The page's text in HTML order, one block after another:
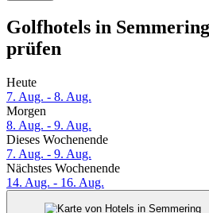
Golfhotels in
prüfen
Heute
7. Aug. - 8. Aug.
Morgen
8. Aug. - 9. Aug.
Dieses Wochenende
7. Aug. - 9. Aug.
Nächstes Wochenende
14. Aug. - 16. Aug.